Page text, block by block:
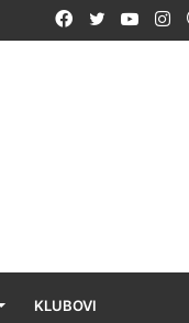
Twitter
Facebook
KLUBOVI